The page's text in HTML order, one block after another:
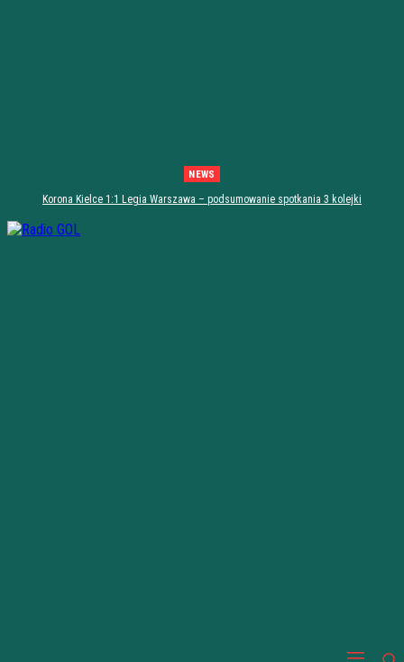
NEWS
Korona Kielce 1:1 Legia Warszawa – podsumowanie spotkania 3 kolejki